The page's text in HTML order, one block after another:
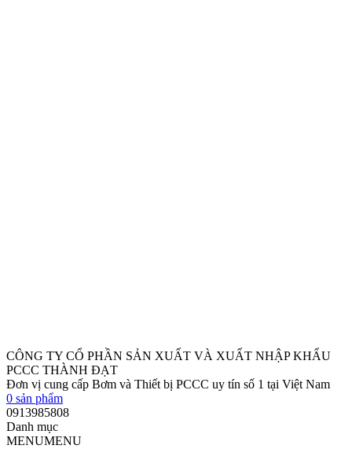
CÔNG TY CỔ PHẦN SẢN XUẤT VÀ XUẤT NHẬP KHẨU
PCCC THÀNH ĐẠT
Đơn vị cung cấp Bơm và Thiết bị PCCC uy tín số 1 tại Việt Nam
0 sản phẩm
0913985808
Danh mục
MENUMENU